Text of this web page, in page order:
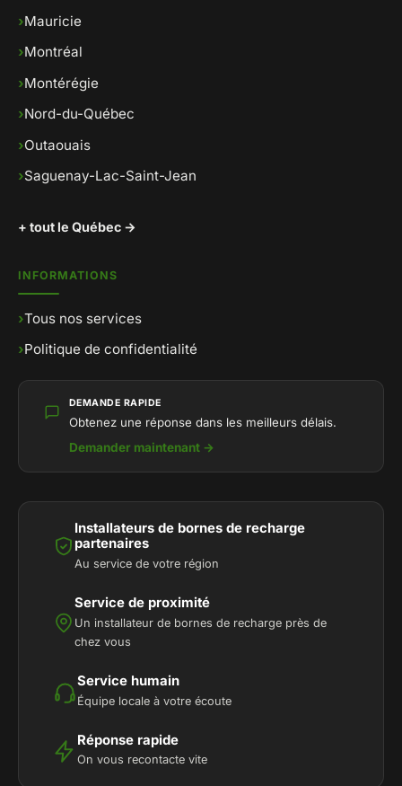
›Mauricie
›Montréal
›Montérégie
›Nord-du-Québec
›Outaouais
›Saguenay-Lac-Saint-Jean
+ tout le Québec →
INFORMATIONS
›Tous nos services
›Politique de confidentialité
DEMANDE RAPIDE
Obtenez une réponse dans les meilleurs délais.
Demander maintenant →
Installateurs de bornes de recharge
partenaires
Au service de votre région
Service de proximité
Un installateur de bornes de recharge près de
chez vous
Service humain
Équipe locale à votre écoute
Réponse rapide
On vous recontacte vite